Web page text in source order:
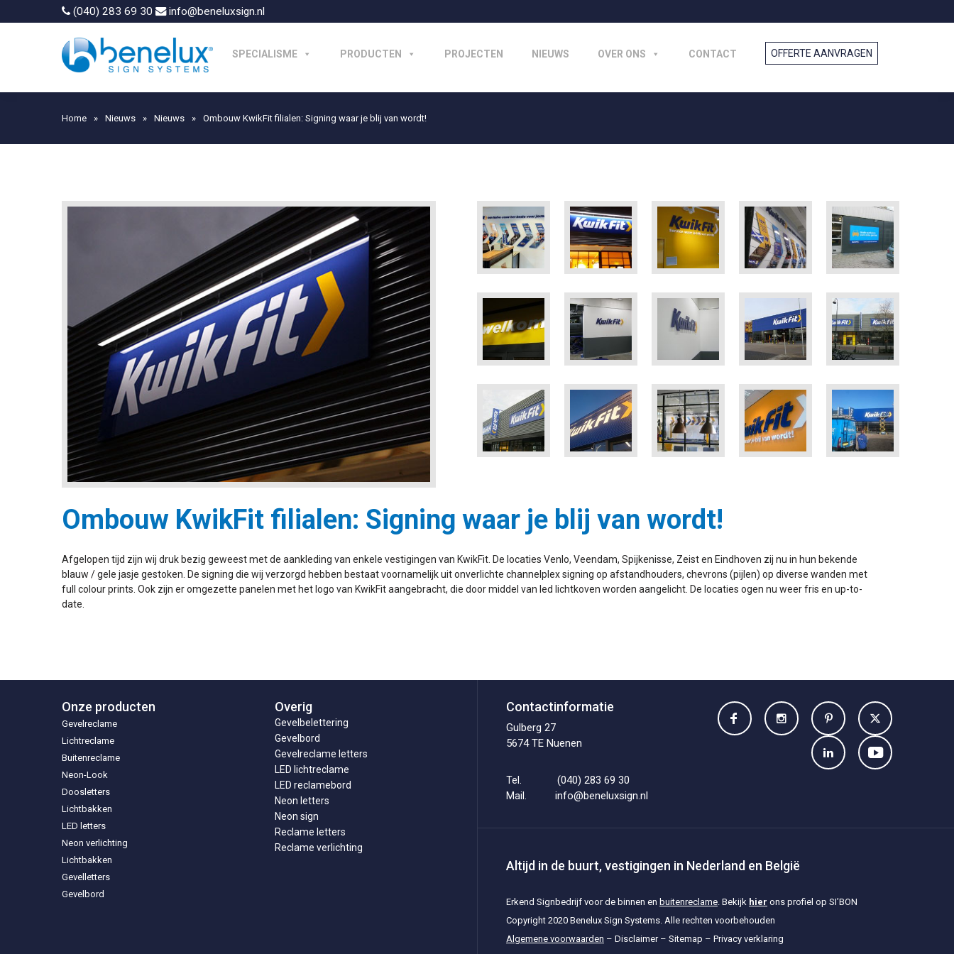
(040) 283 69 30 info@beneluxsign.nl
SPECIALISME PRODUCTEN PROJECTEN NIEUWS OVER ONS CONTACT
Home » Nieuws » Nieuws » Ombouw KwikFit filialen: Signing waar je blij van wordt!
Ombouw KwikFit filialen: Signing waar je blij van wordt!
Afgelopen tijd zijn wij druk bezig geweest met de aankleding van enkele vestigingen van KwikFit. De locaties Venlo, Veendam, Spijkenisse, Zeist en Eindhoven zij nu in hun bekende
blauw / gele jasje gestoken. De signing die wij verzorgd hebben bestaat voornamelijk uit onverlichte channelplex signing op afstandhouders, chevrons (pijlen) op diverse wanden met
full colour prints. Ook zijn er omgezette panelen met het logo van KwikFit aangebracht, die door middel van led lichtkoven worden aangelicht. De locaties ogen nu weer fris en up-to-
date.
Onze producten
Gevelreclame
Lichtreclame
Buitenreclame
Neon-Look
Doosletters
Lichtbakken
LED letters
Neon verlichting
Lichtbakken
Gevelletters
Gevelbord
Overig
Gevelbelettering
Gevelbord
Gevelreclame letters
LED lichtreclame
LED reclamebord
Neon letters
Neon sign
Reclame letters
Reclame verlichting
Contactinformatie
Gulberg 27
5674 TE Nuenen
Tel. (040) 283 69 30
Mail. info@beneluxsign.nl
Altijd in de buurt, vestigingen in Nederland en België
Erkend Signbedrijf voor de binnen en buitenreclame . Bekijk hier ons profiel op SI’BON
Copyright 2020 Benelux Sign Systems. Alle rechten voorbehouden
Algemene voorwaarden – Disclaimer– Sitemap – Privacy verklaring